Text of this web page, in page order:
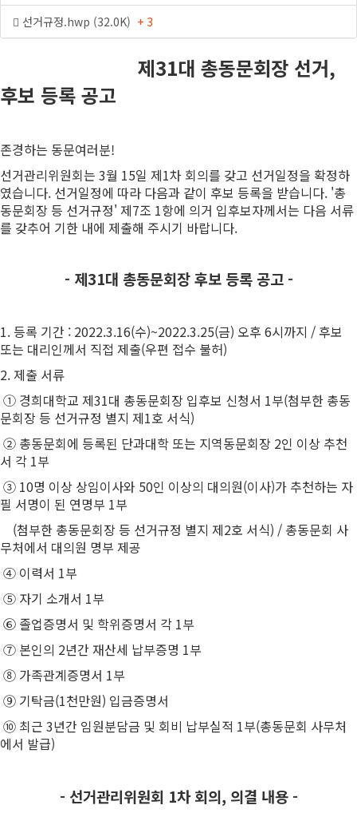
선거규정.hwp (32.0K) + 3
제31대 총동문회장 선거,
후보 등록 공고
존경하는 동문여러분!
선거관리위원회는 3월 15일 제1차 회의를 갖고 선거일정을 확정하
였습니다. 선거일정에 따라 다음과 같이 후보 등록을 받습니다. '총
동문회장 등 선거규정' 제7조 1항에 의거 입후보자께서는 다음 서류
를 갖추어 기한 내에 제출해 주시기 바랍니다.
- 제31대 총동문회장 후보 등록 공고 -
1. 등록 기간 : 2022.3.16(수)~2022.3.25(금) 오후 6시까지 / 후보
또는 대리인께서 직접 제출(우편 접수 불허)
2. 제출 서류
① 경희대학교 제31대 총동문회장 입후보 신청서 1부(첨부한 총동
문회장 등 선거규정 별지 제1호 서식)
② 총동문회에 등록된 단과대학 또는 지역동문회장 2인 이상 추천
서 각 1부
③ 10명 이상 상임이사와 50인 이상의 대의원(이사)가 추천하는 자
필 서명이 된 연명부 1부
(첨부한 총동문회장 등 선거규정 별지 제2호 서식) / 총동문회 사
무처에서 대의원 명부 제공
④ 이력서 1부
⑤ 자기 소개서 1부
⑥ 졸업증명서 및 학위증명서 각 1부
⑦ 본인의 2년간 재산세 납부증명 1부
⑧ 가족관계증명서 1부
⑨ 기탁금(1천만원) 입금증명서
⑩ 최근 3년간 임원분담금 및 회비 납부실적 1부(총동문회 사무처
에서 발급)
- 선거관리위원회 1차 회의, 의결 내용 -